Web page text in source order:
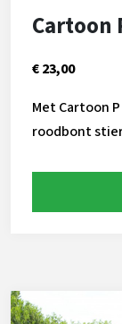
Cartoon
€ 23,00
Met Cartoon
roodbont
zeer geschikt voor pinken.